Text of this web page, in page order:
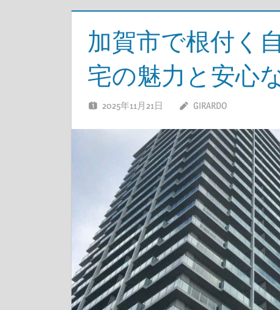
加賀市で根付く
宅の魅力と安心
2025年11月21日 GIRARDO